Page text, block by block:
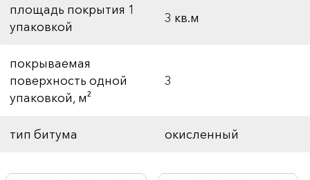
площадь покрытия 1
упаковкой
3 кв.м
покрываемая
поверхность одной
упаковкой, м²
3
тип битума окисленный